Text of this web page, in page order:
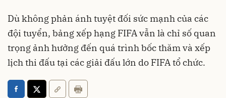
Dù không phản ánh tuyệt đối sức mạnh của các
đội tuyển, bảng xếp hạng FIFA vẫn là chỉ số quan
trọng ảnh hưởng đến quá trình bốc thăm và xếp
lịch thi đấu tại các giải đấu lớn do FIFA tổ chức.